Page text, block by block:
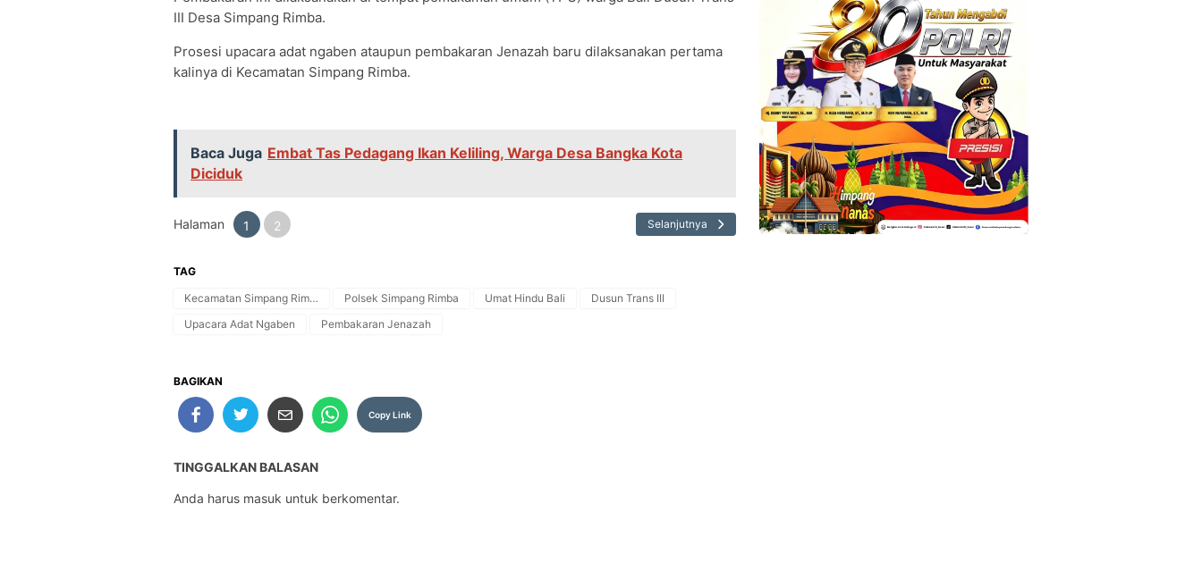
III Desa Simpang Rimba.
Prosesi upacara adat ngaben ataupun pembakaran Jenazah baru dilaksanakan pertama
kalinya di Kecamatan Simpang Rimba.
Baca Juga Embat Tas Pedagang Ikan Keliling, Warga Desa Bangka Kota
Diciduk
Halaman 1 2 Selanjutnya
TAG
Kecamatan Simpang Rimba
Polsek Simpang Rimba Umat Hindu Bali
Dusun Trans III
Upacara Adat Ngaben
Pembakaran Jenazah
BAGIKAN
Copy Link
TINGGALKAN BALASAN
Anda harus masuk untuk berkomentar.